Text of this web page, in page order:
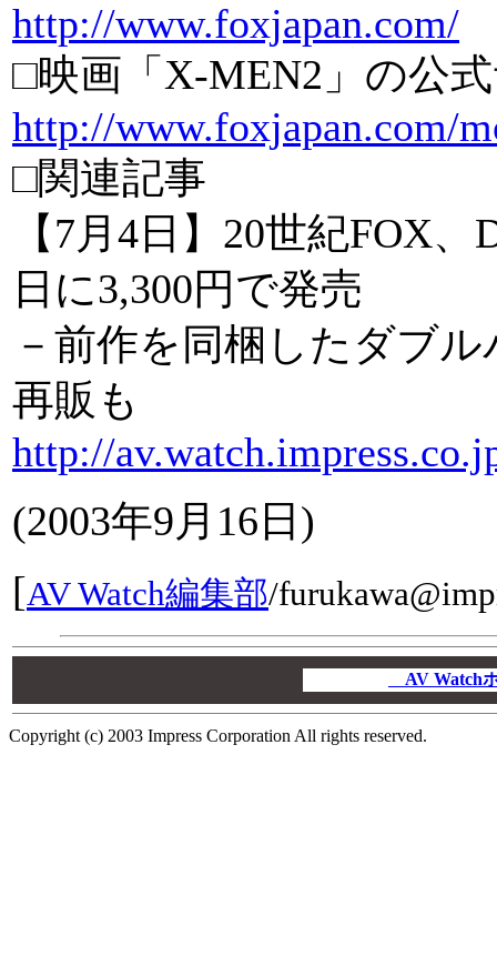
http://www.foxjapan.com/
□映画「X-MEN2」の公
http://www.foxjapan.com/
□関連記事
【7月4日】20世紀FOX
日に3,300円で発売
－前作を同梱したダブ
再販も
http://
(2003年9月16日 )
[AV Watch編集部/
AV Watch
Copyright (c) 2003 Impress Corporation All rights reserved.